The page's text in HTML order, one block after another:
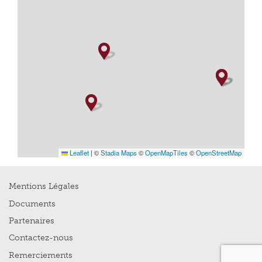
Leaflet | ©Stadia Maps ©OpenMapTiles ©OpenStreetMap
Mentions Légales
Documents
Partenaires
Contactez-nous
Remerciements